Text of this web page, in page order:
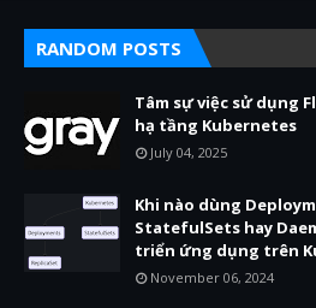
RANDOM POSTS
Tâm sự việc sử dụng
hạ tầng Kubernetes
July 04, 2025
Khi nào dùng
StatefulSets hay
triển ứng dụng trên
November 06, 2024